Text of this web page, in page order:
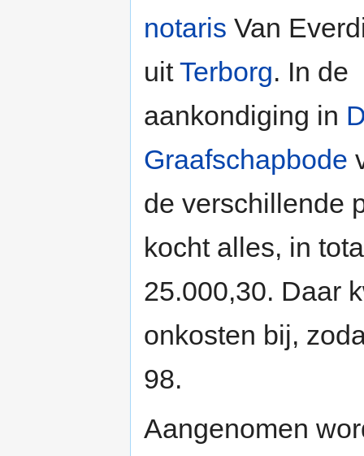
notaris Van
uitTerborg. In de
aankondiging in
Graafschapbode
de verschillende
kocht alles, in
25.000,30. Daar
onkosten bij,
98.
Aangenomen